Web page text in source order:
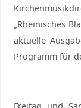
„Rheinisches
aktuelle
Programm für